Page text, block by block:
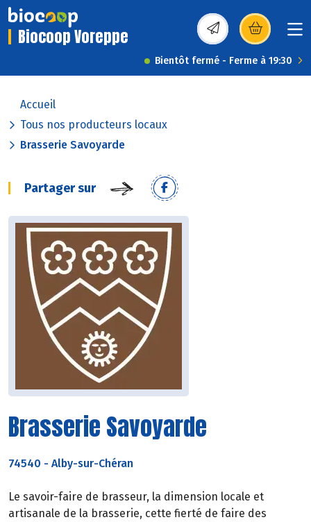
Biocoop Voreppe (s’ouvre dans une
Bientôt fermé - Ferme à 19:30
Accueil
Tous nos producteurs locaux
Brasserie Savoyarde
Partager sur
Brasserie Savoyarde
74540 - Alby-sur-Chéran
Le savoir-faire de brasseur, la dimension locale et
artisanale de la brasserie, cette fierté de faire des